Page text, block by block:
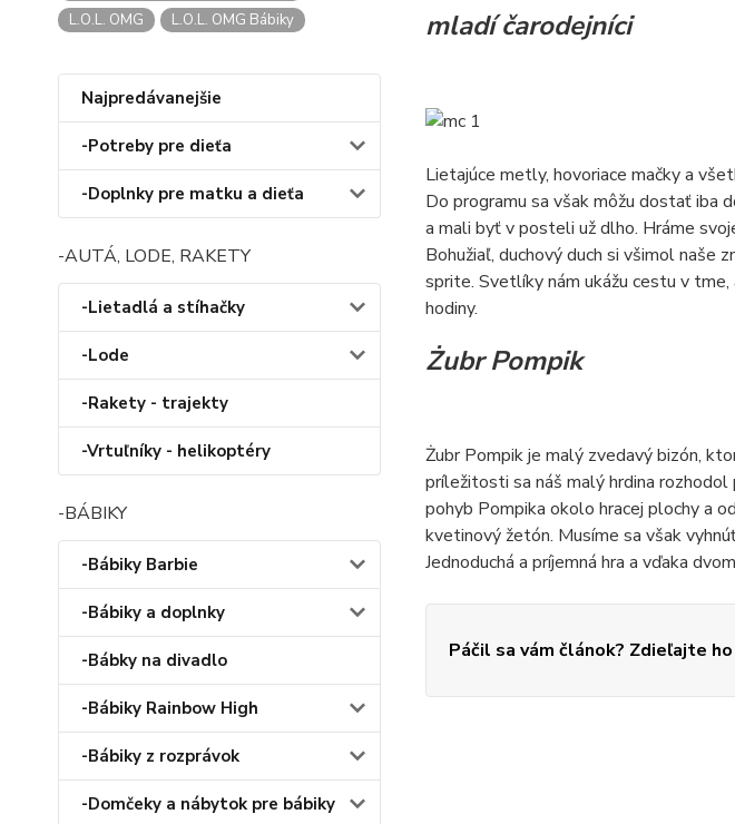
L.O.L. OMG
L.O.L. OMG Bábiky
Najpredávanejšie
-Potreby pre dieťa
-Doplnky pre matku a dieťa
-AUTÁ, LODE, RAKETY
-Lietadlá a stíhačky
-Lode
-Rakety - trajekty
-Vrtuľníky - helikoptéry
-BÁBIKY
-Bábiky Barbie
-Bábiky a doplnky
-Bábky na divadlo
-Bábiky Rainbow High
-Bábiky z rozprávok
-Domčeky a nábytok pre bábiky
mladí čarodejníci
Lietajúce metly, hovoriace mačky a
Do programu sa však môžu dostať iba
a mali byť v posteli už dlho. Hráme
Bohužiaľ, duchový duch si všimol naše
sprite. Svetlíky nám ukážu cestu v tme,
hodiny.
Żubr Pompik
Żubr Pompik je malý zvedavý bizón,
príležitosti sa náš malý hrdina
pohyb Pompika okolo hracej plochy a
kvetinový žetón. Musíme sa však
Jednoduchá a príjemná hra a vďaka
Páčil sa vám článok? Zdieľajte